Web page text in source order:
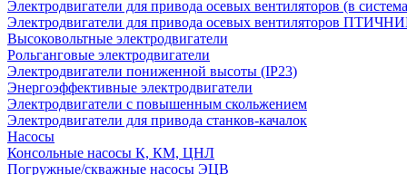
Электродвигатели для привода осевых вентиляторов (в
Электродвигатели для привода осевых вентиляторов
Высоковольтные электродвигатели
Рольганговые электродвигатели
Электродвигатели пониженной высоты (IP23)
Энергоэффективные электродвигатели
Электродвигатели с повышенным скольжением
Электродвигатели для привода станков-качалок
Насосы
Консольные насосы К, КМ, ЦНЛ
Погружные/скважные насосы ЭЦВ